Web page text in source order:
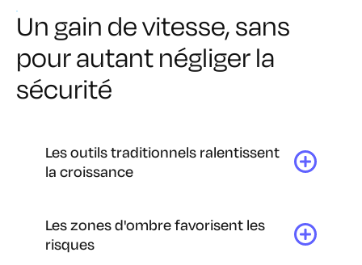
Un gain de vitesse, sans
pour autant négliger la
sécurité
Les outils traditionnels ralentissent
la croissance
Les zones d'ombre favorisent les
risques